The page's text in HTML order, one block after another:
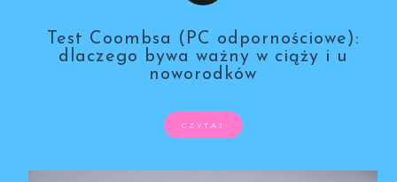
Test Coombsa (PC odpornościowe):
dlaczego bywa ważny w ciąży i u
noworodków
CZYTAJ